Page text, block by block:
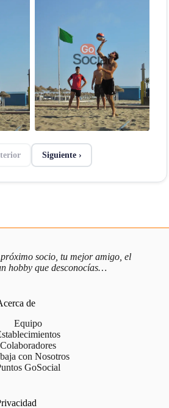
Siguiente ›
socio, tu mejor amigo, el
hobby que desconocías…
de
Equipo
Colaboradores
con Nosotros
GoSocial